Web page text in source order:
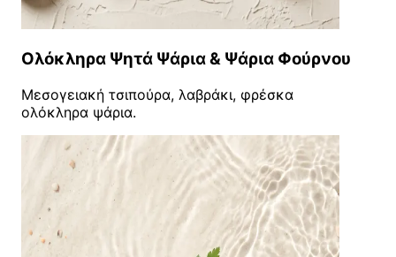
Ολόκληρα Ψητά Ψάρια & Ψάρια Φούρνου
Μεσογειακή τσιπούρα, λαβράκι, φρέσκα
ολόκληρα ψάρια.